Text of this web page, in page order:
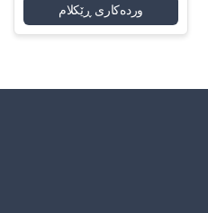
وردەکاری ڕێکلام